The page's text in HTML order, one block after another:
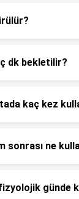
dk bekletilir?
kaç kez
sonrası ne
günde